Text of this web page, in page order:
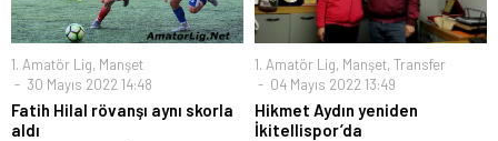
1. Amatör Lig, Manşet
30 Mayıs 2022 14:48
Fatih Hilal rövanşı aynı skorla
aldı
1. Amatör Lig, Manşet, Transfer
04 Mayıs 2022 13:49
Hikmet Aydın yeniden
İkitellispor’da